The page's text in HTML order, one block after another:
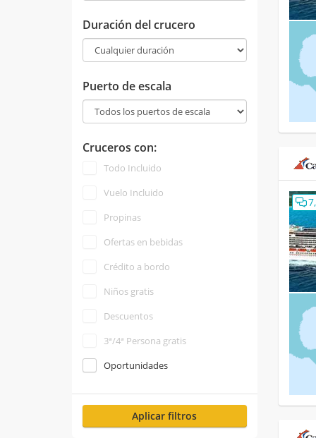
Duración del crucero
Puerto de escala
Cruceros con:
Todo Incluido
Vuelo Incluido
Propinas
Ofertas en bebidas
Crédito a bordo
Niños gratis
Descuentos
3ª/4ª Persona gratis
Oportunidades
Aplicar filtros